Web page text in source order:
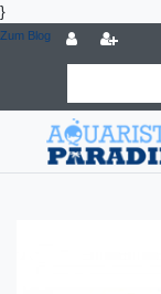
}
Zum Blog